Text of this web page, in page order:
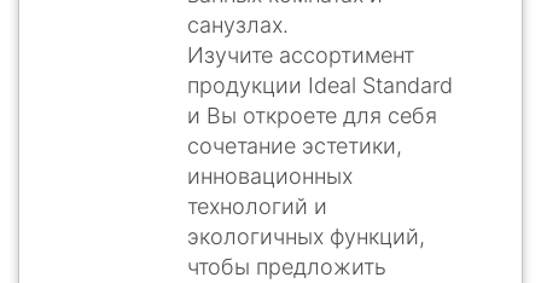
санузлах.
Изучите ассортимент
продукции Ideal Standard
и Вы откроете для себя
сочетание эстетики,
инновационных
технологий и
экологичных функций,
чтобы предложить